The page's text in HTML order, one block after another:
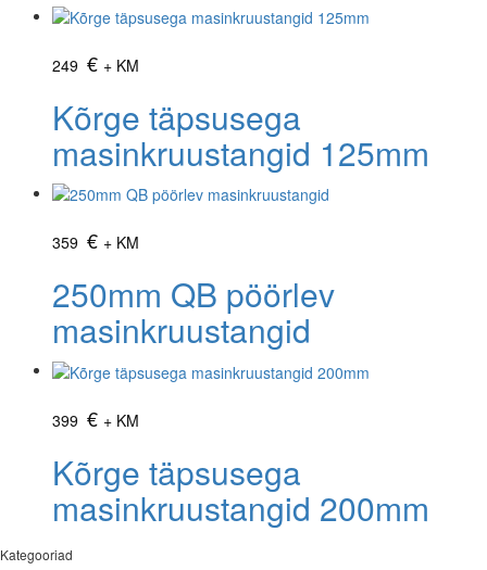
249 € + KM
Kõrge täpsusega
masinkruustangid 125mm
359 € + KM
250mm QB pöörlev
masinkruustangid
399 € + KM
Kõrge täpsusega
masinkruustangid 200mm
Kategooriad